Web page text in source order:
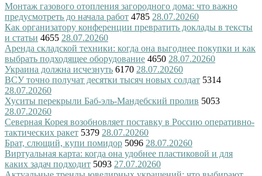
Монтаж газового отопления загородного дома: что важно
предусмотреть до начала работ 4785 28.07.20260
Как организатору конференции превратить доклады в тексты
и статьи 4655 28.07.20260
Аренда складской техники: когда она выгоднее покупки и как
выбрать подходящее оборудование 4650 28.07.20260
Украина должна исчезнуть 6170 28.07.20260
ВСУ точно получат десятки тысяч новых солдат 5314
28.07.20260
Хуситы перекрыли Баб-эль-Мандебский пролив 5053
28.07.20260
Северная Корея возобновляет поставку в Россию оперативно-
тактических ракет 5379 28.07.20260
Брат, слющий, купи помидор 5096 28.07.20260
Виртуальная карта: когда она удобнее пластиковой и для
каких задач подходит 5093 27.07.20260